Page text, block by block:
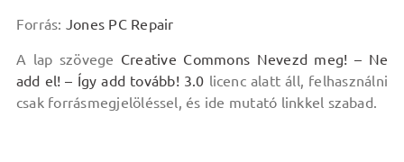
Forrás: Jones PC Repair
A lap szövege Creative Commons Nevezd meg! – Ne
add el! – Így add tovább! 3.0 licenc alatt áll, felhasználni
csak forrásmegjelöléssel, és ide mutató linkkel szabad.